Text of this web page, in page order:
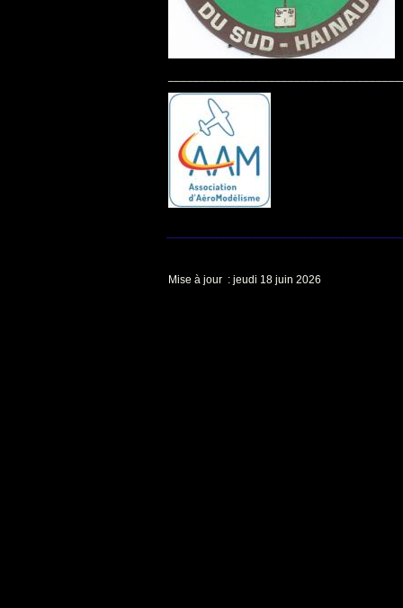
Mise à jour : jeudi 18 juin 2026